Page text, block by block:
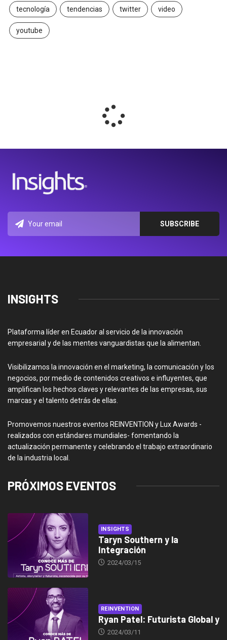
tecnología tendencias twitter video
youtube
INSIGHTS
Plataforma líder en Ecuador al servicio de la innovación
empresarial y de las mentes vanguardistas que la alimentan.
Visibilizamos la innovación en el marketing, la comunicación y los
negocios, por medio de contenidos creativos e influyentes, que
amplifican los hechos claves y relevantes de las empresas, sus
marcas y el talento detrás de ellas.
Promovemos nuestros eventos REINVENTION y Lux Awards -
realizados con estándares mundiales- fomentando la
actualización permanente y celebrando el trabajo extraordinario
de la industria local.
PRÓXIMOS EVENTOS
INSIGHTS
Taryn Southern y la
Integración
2024/03/15
REINVENTION
Ryan Patel: Futurista Global y
2024/03/11